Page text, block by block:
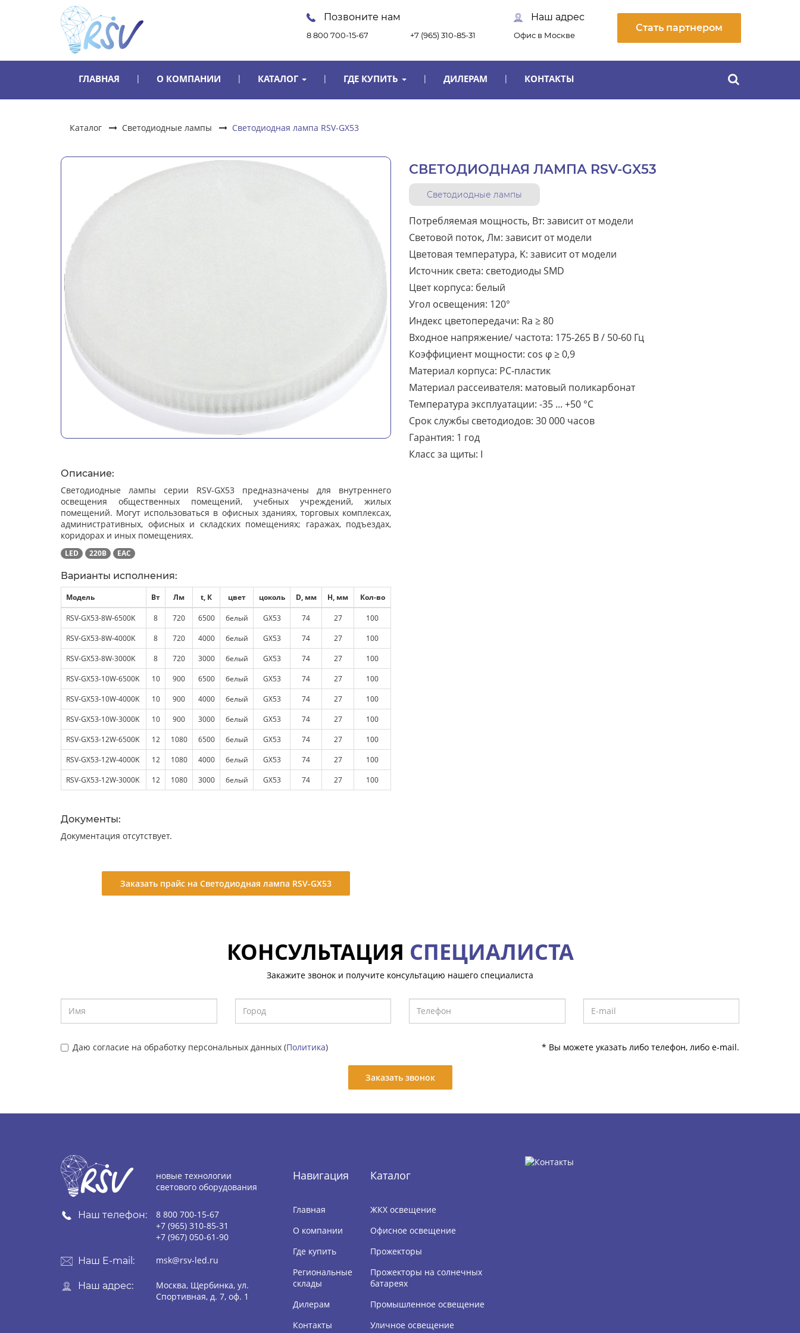
Позвоните нам
8 800 700-15-67 +7 (965) 310-85-31
Наш адрес
Офис в Москве
Стать партнером
ГЛАВНАЯ О КОМПАНИИ КАТАЛОГ ГДЕ КУПИТЬ ДИЛЕРАМ КОНТАКТЫ
Каталог Светодиодные лампы Светодиодная лампа RSV-GX53
Описание:
Светодиодные лампы серии RSV-GX53 предназначены для внутреннего
освещения общественных помещений, учебных учреждений, жилых
помещений. Могут использоваться в офисных зданиях, торговых комплексах,
административных, офисных и складских помещениях; гаражах, подъездах,
коридорах и иных помещениях.
LED 220В EAC
Варианты исполнения:
Модель Вт Лм t, К цвет цоколь D, мм H, мм Кол-во
RSV-GX53-8W-6500K 8 720 6500 белый GX53 74 27
100
RSV-GX53-8W-4000K
8 720 4000 белый GX53 74 27
100
RSV-GX53-8W-3000K
8 720 3000 белый GX53 74 27
100
RSV-GX53-10W-6500K
10 900 6500 белый GX53 74 27
100
RSV-GX53-10W-4000K
10 900 4000 белый GX53 74 27
100
RSV-GX53-10W-3000K
10 900 3000 белый GX53 74 27
100
RSV-GX53-12W-6500K
12 1080 6500 белый GX53 74 27
100
RSV-GX53-12W-4000K
12 1080 4000 белый GX53 74 27
100
RSV-GX53-12W-3000K
12 1080 3000 белый GX53 74 27 100
Документы:
Документация отсутствует.
Заказать прайс на Светодиодная лампа RSV-GX53
СВЕТОДИОДНАЯ ЛАМПА RSV-GX53
Светодиодные лампы
Потребляемая мощность, Вт: зависит от модели
Световой поток, Лм: зависит от модели
Цветовая температура, K: зависит от модели
Источник света: светодиоды SMD
Цвет корпуса: белый
Угол освещения: 120°
Индекс цветопередачи: Ra ≥80
Входное напряжение/ частота: 175-265 В / 50-60 Гц
Коэффициент мощности: cos φ ≥0,9
Материал корпуса: РС-пластик
Материал рассеивателя: матовый поликарбонат
Температура эксплуатации: -35 ... +50 °С
Срок службы светодиодов: 30 000 часов
Гарантия: 1 год
Класс за щиты: I
КОНСУЛЬТАЦИЯ СПЕЦИАЛИСТА
Закажите звонок и получите консультацию нашего специалиста
Даю согласие на обработку персональных данных (Политика) * Вы можете указать либо телефон, либо e-mail.
Заказать звонок
новые технологии
светового оборудования
Наш телефон:
8 800 700-15-67
+7 (965) 310-85-31
+7 (967) 050-61-90
Наш E-mail: msk@rsv-led.ru
Наш адрес:
Москва, Щербинка, ул.
Спортивная, д. 7, оф. 1
Навигация
Главная
О компании
Где купить
Региональные
склады
Дилерам
Контакты
Каталог
ЖКХ освещение
Офисное освещение
Прожекторы
Прожекторы на солнечных
батареях
Промышленное освещение
Уличное освещение